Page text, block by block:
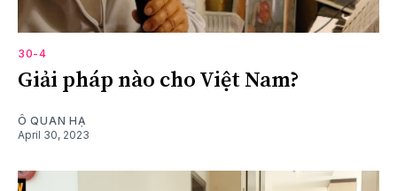
30-4
Giải pháp nào cho Việt Nam?
Ô QUAN HẠ
April 30, 2023